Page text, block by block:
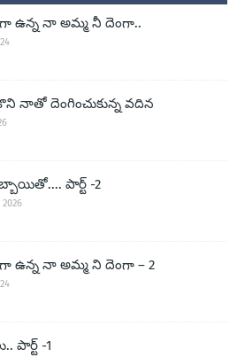
ఉన్న నా అమ్మ నీ దెంగా..
నాతో దెంగించుకున్న వదిన
పార్ట్ -2
ఉన్న నా అమ్మ ని దెంగా – 2
పార్ట్ -1